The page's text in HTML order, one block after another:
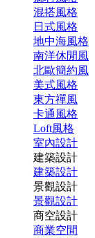
混搭風格
日式風格
地中海風格
南洋休閒風
北歐簡約風
美式風格
東方禪風
卡通風格
Loft風格
室內設計
建築設計
建築設計
景觀設計
景觀設計
商空設計
商業空間